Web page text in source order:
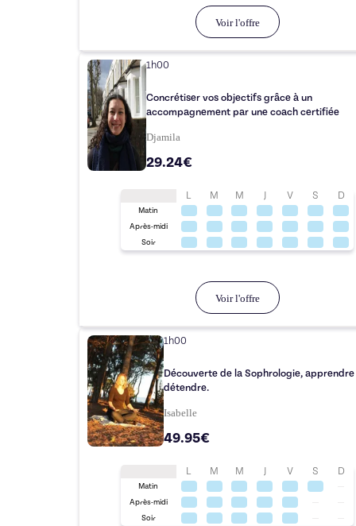
Voir l'offre
1h00
Concrétiser vos objectifs grâce à un
accompagnement par une coach certifiée
Djamila
29.24€
L M M J V S D
Matin
Après-midi
Soir
Voir l'offre
1h00
Découverte de la Sophrologie, apprendre
détendre.
Isabelle
49.95€
L M M J V S D
Matin
Après-midi
Soir